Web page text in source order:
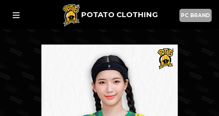
POTATO CLOTHING PC BRAND